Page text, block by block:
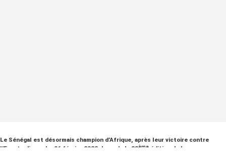
Le Sénégal est désormais champion d’Afrique, après leur victoire contre
l’Egypte dimanche 06 février 2022, lors de la 33ème édition de la coupe